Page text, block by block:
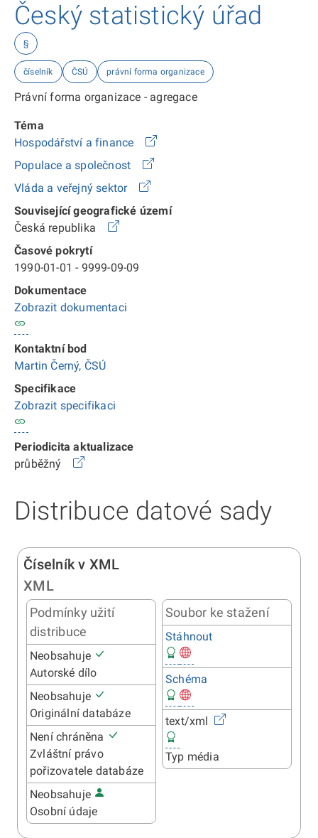
Český statistický úřad
§
číselník ČSÚ právní forma organizace
Právní forma organizace - agregace
Téma
Hospodářství a finance
Populace a společnost
Vláda a veřejný sektor
Související geografické území
Česká republika
Časové pokrytí
1990-01-01 - 9999-09-09
Dokumentace
Zobrazit dokumentaci
Kontaktní bod
Martin Černý, ČSÚ
Specifikace
Zobrazit specifikaci
Periodicita aktualizace
průběžný
Distribuce datové sady
Číselník v XML
XML
Podmínky užití
distribuce
Neobsahuje
Autorské dílo
Neobsahuje
Originální databáze
Není chráněna
Zvláštní právo
pořizovatele databáze
Neobsahuje
Osobní údaje
Soubor ke stažení
Stáhnout
Schéma
text/xml
Typ média